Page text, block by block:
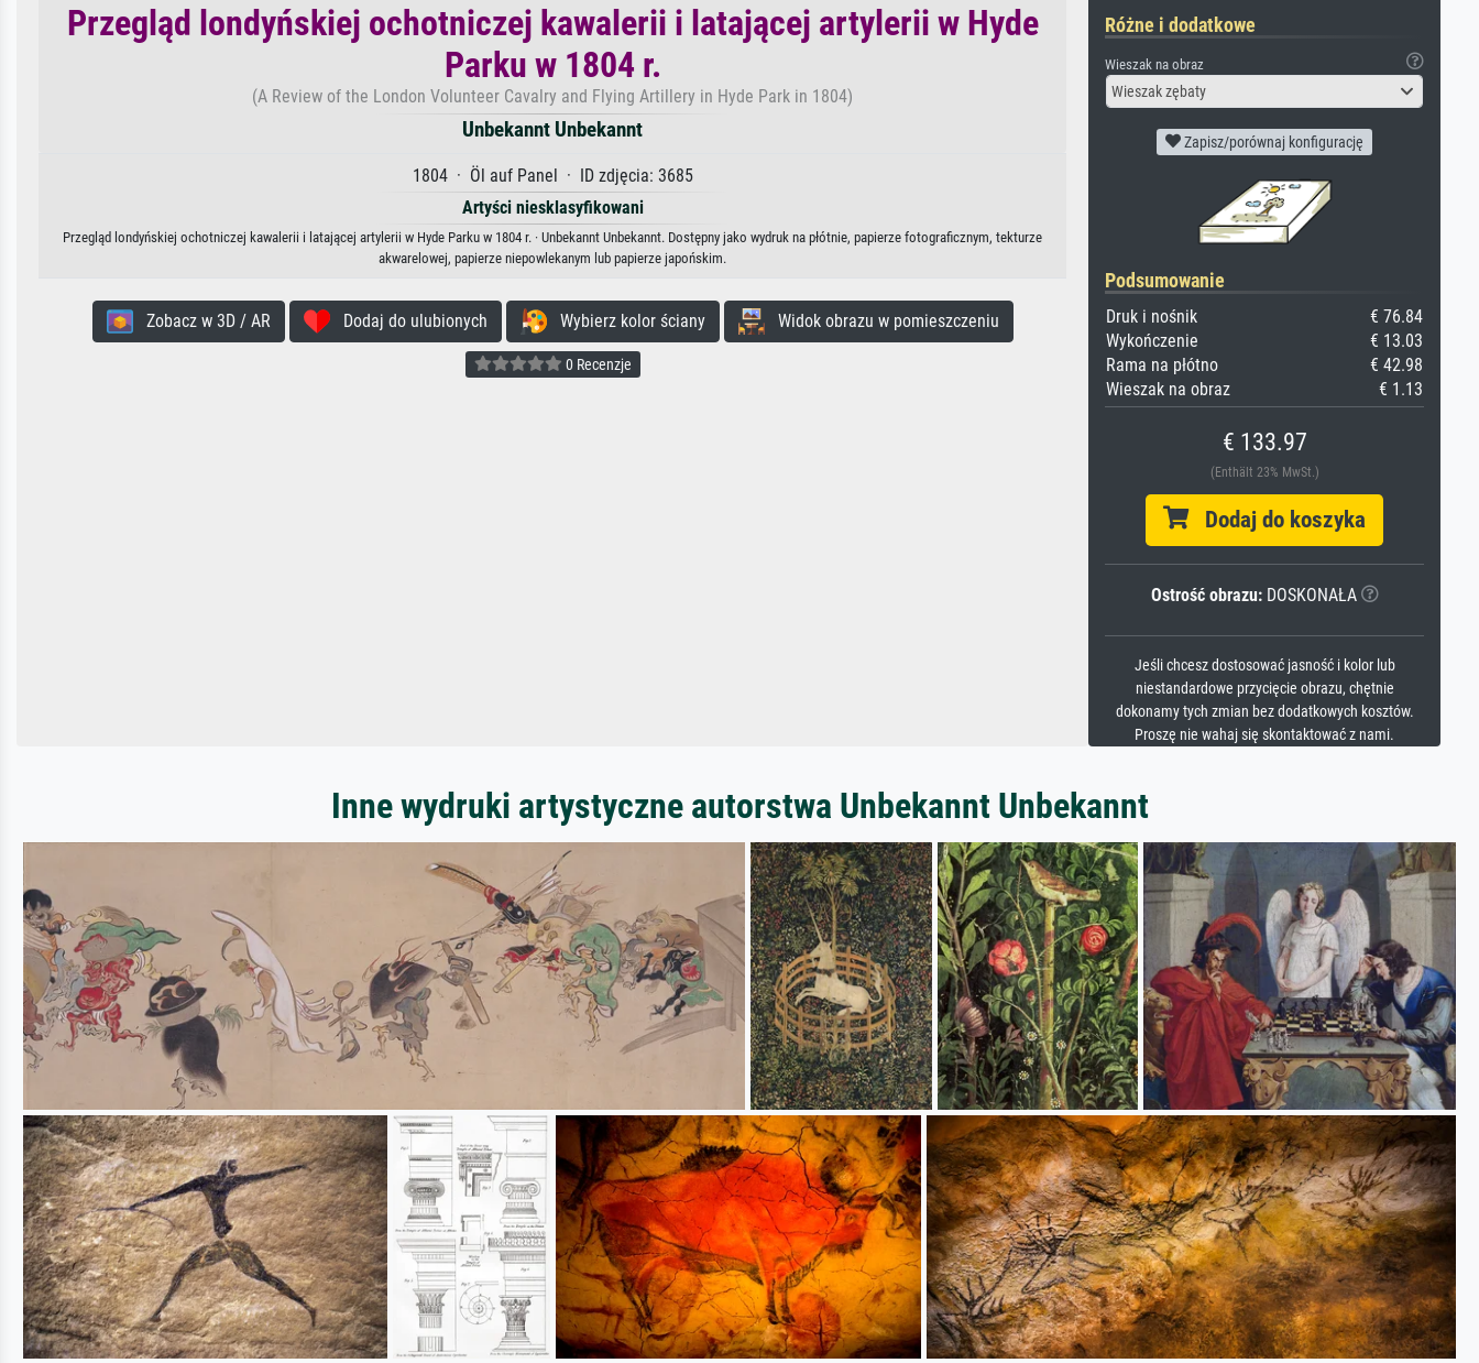
Przegląd londyńskiej ochotniczej kawalerii i latającej artylerii w Hyde
Parku w 1804 r.
(A Review of the London Volunteer Cavalry and Flying Artillery in Hyde Park in 1804)
Unbekannt Unbekannt
1804 · Öl auf Panel · ID zdjęcia: 3685
Artyści niesklasyfikowani
Przegląd londyńskiej ochotniczej kawalerii i latającej artylerii w Hyde Parku w 1804 r. · Unbekannt Unbekannt. Dostępny jako wydruk na płótnie, papierze fotograficznym, tekturze
akwarelowej, papierze niepowlekanym lub papierze japońskim.
Zobacz w 3D / AR Dodaj do ulubionych Wybierz kolor ściany Widok obrazu w pomieszczeniu
0 Recenzje
Różne i dodatkowe
Wieszak na obraz
Wieszak zębaty
Zapisz/porównaj konfigurację
Podsumowanie
Druk i nośnik
€ 76.84
Wykończenie
€ 13.03
Rama na płótno
€ 42.98
Wieszak na obraz
€ 1.13
€ 133.97
(Enthält 23% MwSt.)
Dodaj do koszyka
Ostrość obrazu:DOSKONAŁA
Jeśli chcesz dostosować jasność i kolor lub
niestandardowe przycięcie obrazu, chętnie
dokonamy tych zmian bez dodatkowych kosztów.
Proszę nie wahaj się skontaktować z nami.
Inne wydruki artystyczne autorstwa Unbekannt Unbekannt